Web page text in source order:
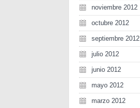
noviembre 2012
octubre 2012
septiembre 2012
julio 2012
junio 2012
mayo 2012
marzo 2012